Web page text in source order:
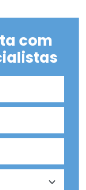
com